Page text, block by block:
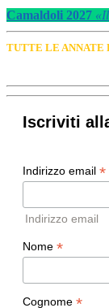
Camaldoli 2027
TUTTE LE ANNATE
Iscriviti
Indirizzo email *
Indirizzo email
Nome *
Cognome *